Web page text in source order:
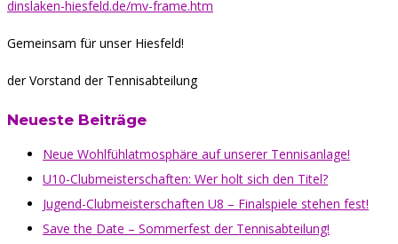
dinslaken-hiesfeld.de/mv-frame.htm
Gemeinsam für unser Hiesfeld!
der Vorstand der Tennisabteilung
Neueste Beiträge
Neue Wohlfühlatmosphäre auf unserer Tennisanlage!
U10-Clubmeisterschaften: Wer holt sich den Titel?
Jugend-Clubmeisterschaften U8 – Finalspiele stehen fest!
Save the Date – Sommerfest der Tennisabteilung!